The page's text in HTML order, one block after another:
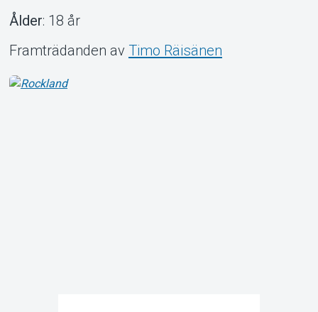
Ålder: 18 år
Framträdanden av Timo Räisänen